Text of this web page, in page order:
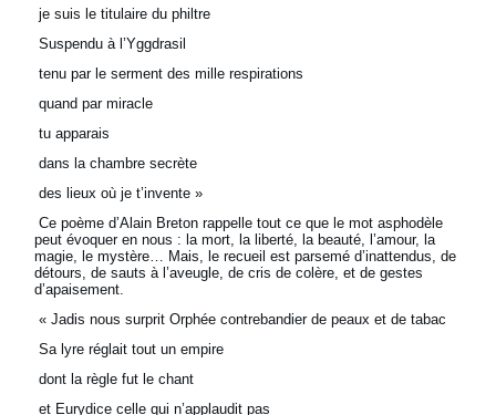
je suis le titulaire du philtre
Suspendu à l’Yggdrasil
tenu par le serment des mille respirations
quand par miracle
tu apparais
dans la chambre secrète
des lieux où je t’invente »
Ce poème d’Alain Breton rappelle tout ce que le mot asphodèle
peut évoquer en nous : la mort, la liberté, la beauté, l’amour, la
magie, le mystère… Mais, le recueil est parsemé d’inattendus, de
détours, de sauts à l’aveugle, de cris de colère, et de gestes
d’apaisement.
« Jadis nous surprit Orphée contrebandier de peaux et de tabac
Sa lyre réglait tout un empire
dont la règle fut le chant
et Eurydice celle qui n’applaudit pas